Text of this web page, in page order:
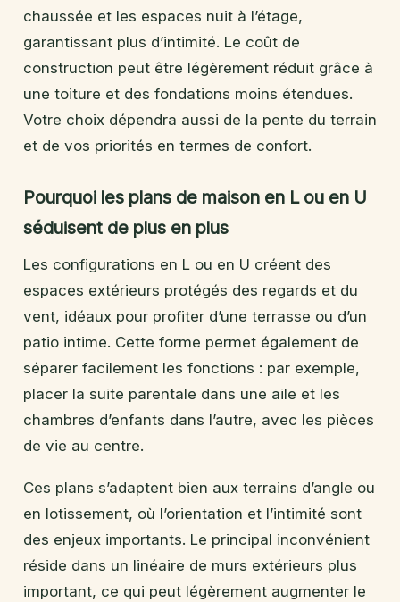
chaussée et les espaces nuit à l’étage,
garantissant plus d’intimité. Le coût de
construction peut être légèrement réduit grâce à
une toiture et des fondations moins étendues.
Votre choix dépendra aussi de la pente du terrain
et de vos priorités en termes de confort.
Pourquoi les plans de maison en L ou en U
séduisent de plus en plus
Les configurations en L ou en U créent des
espaces extérieurs protégés des regards et du
vent, idéaux pour profiter d’une terrasse ou d’un
patio intime. Cette forme permet également de
séparer facilement les fonctions : par exemple,
placer la suite parentale dans une aile et les
chambres d’enfants dans l’autre, avec les pièces
de vie au centre.
Ces plans s’adaptent bien aux terrains d’angle ou
en lotissement, où l’orientation et l’intimité sont
des enjeux importants. Le principal inconvénient
réside dans un linéaire de murs extérieurs plus
important, ce qui peut légèrement augmenter le